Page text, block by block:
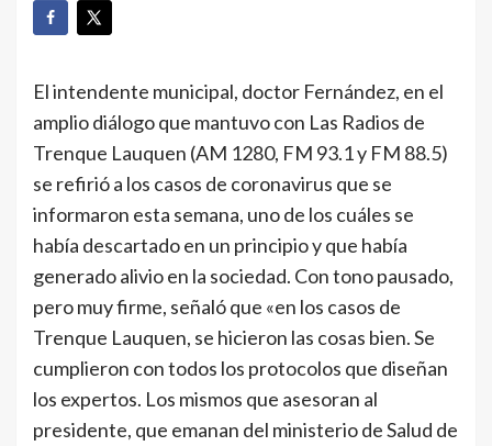
El intendente municipal, doctor Fernández, en el
amplio diálogo que mantuvo con Las Radios de
Trenque Lauquen (AM 1280, FM 93.1 y FM 88.5)
se refirió a los casos de coronavirus que se
informaron esta semana, uno de los cuáles se
había descartado en un principio y que había
generado alivio en la sociedad. Con tono pausado,
pero muy firme, señaló que «en los casos de
Trenque Lauquen, se hicieron las cosas bien. Se
cumplieron con todos los protocolos que diseñan
los expertos. Los mismos que asesoran al
presidente, que emanan del ministerio de Salud de